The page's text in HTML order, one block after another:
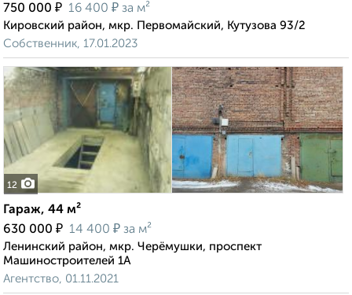
750 000 ₽ 16 400 ₽ за м²
Кировский район, мкр. Первомайский, Кутузова 93/2
Собственник, 17.01.2023
12
Гараж, 44 м²
630 000 ₽ 14 400 ₽ за м²
Ленинский район, мкр. Черёмушки, проспект
Машиностроителей 1А
Агентство, 01.11.2021